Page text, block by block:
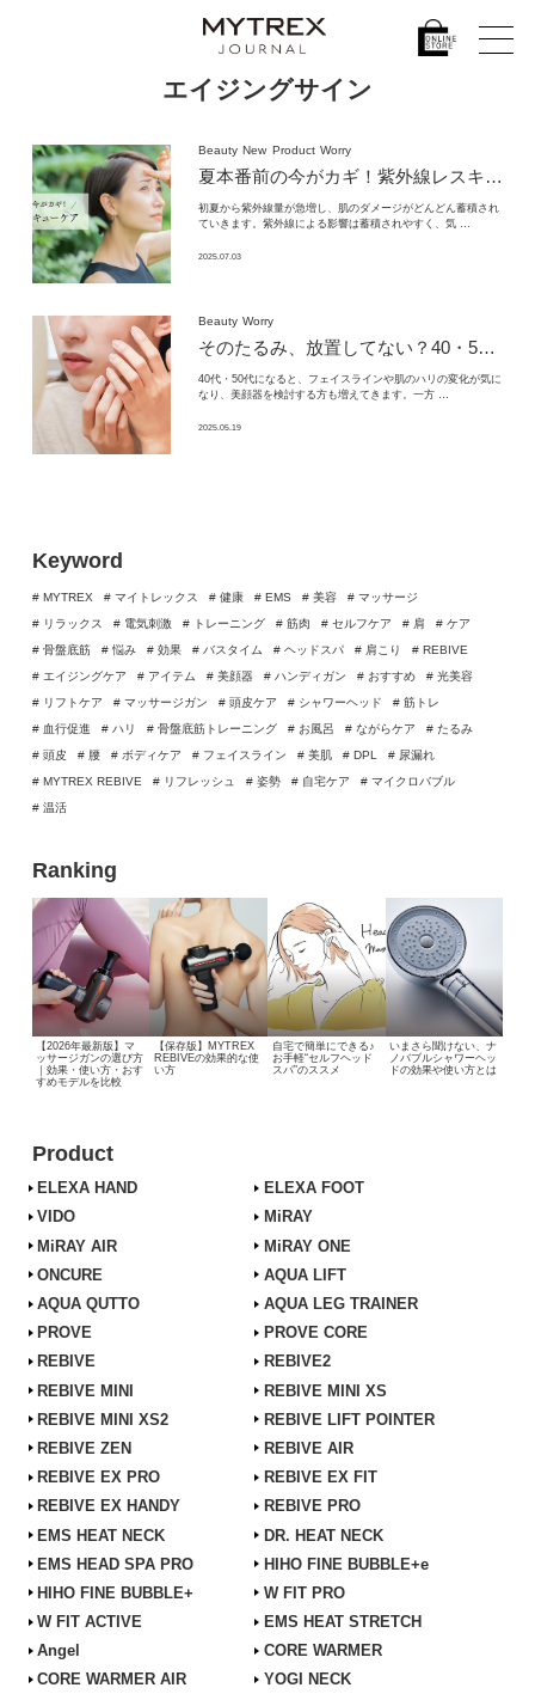
Keyword
# MYTREX # マイトレックス # 健康 # EMS # 美容
# マッサージ
# リラックス
# 電気刺激 # トレーニング # 筋肉 # セルフケア # 肩
# ケア
# 骨盤底筋
# 悩み # 効果 # バスタイム # ヘッドスパ # 肩こり
# REBIVE
# エイジングケア
# アイテム # 美顔器 # ハンディガン # おすすめ
# 光美容
# リフトケア
# マッサージガン # 頭皮ケア # シャワーヘッド
# 筋トレ
# 血行促進
# ハリ # 骨盤底筋トレーニング # お風呂 # ながらケア
# たるみ
# 頭皮
# 腰 # ボディケア # フェイスライン # 美肌 # DPL
# 尿漏れ
# MYTREX REBIVE
# リフレッシュ # 姿勢 # 自宅ケア
# マイクロバブル
# 温活
Ranking
【2026年最新版】マ
ッサージガンの選び方
｜効果・使い方・おす
すめモデルを比較
【保存版】MYTREX
REBIVEの効果的な使
い方
自宅で簡単にできる♪
お手軽“セルフヘッド
スパ”のススメ
いまさら聞けない、ナ
ノバブルシャワーヘッ
ドの効果や使い方とは
Product
ELEXA HAND
ELEXA FOOT
VIDO
MiRAY
MiRAY AIR
MiRAY ONE
ONCURE
AQUA LIFT
AQUA QUTTO
AQUA LEG TRAINER
PROVE
PROVE CORE
REBIVE
REBIVE2
REBIVE MINI
REBIVE MINI XS
REBIVE MINI XS2
REBIVE LIFT POINTER
REBIVE ZEN
REBIVE AIR
REBIVE EX PRO
REBIVE EX FIT
REBIVE EX HANDY
REBIVE PRO
EMS HEAT NECK
DR. HEAT NECK
EMS HEAD SPA PRO
HIHO FINE BUBBLE+e
HIHO FINE BUBBLE+
W FIT PRO
W FIT ACTIVE
EMS HEAT STRETCH
Angel
CORE WARMER
CORE WARMER AIR
YOGI NECK
エイジングサイン
Beauty New Product Worry
夏本番前の今がカギ！ 紫外線レスキューケア
初夏から紫外線量が急増し、肌のダメージがどんどん蓄積され
ていきます。紫外線による影響は蓄積されやすく、気 …
2025.07.03
Beauty Worry
そのたるみ、放置してない？ 40・50代から始めるEMS美顔器の“引き上げ”習慣
40代・50代になると、フェイスラインや肌のハリの変化が気に
なり、美顔器を検討する方も増えてきます。一方 …
2025.05.19